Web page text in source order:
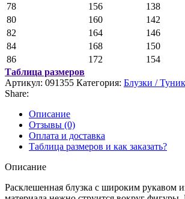
78
156 138
80
160 142
82
164 146
84
168 150
86
172 154
Таблица размеров
Артикул: 091355 Категория: Блузки /
Share:
Описание
Отзывы (0)
Оплата и доставка
Таблица размеров и как заказать?
Описание
Расклешенная блузка с широким рукавом